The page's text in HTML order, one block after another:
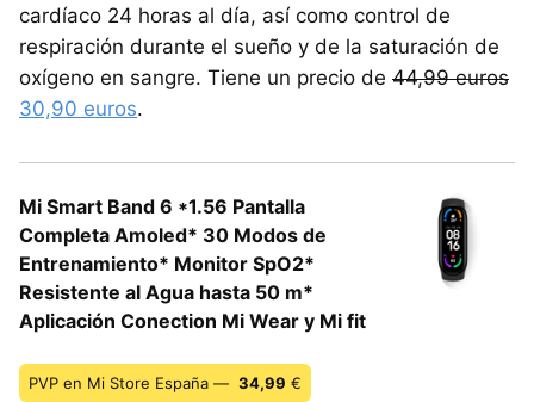
cardíaco 24 horas al día, así como control de
respiración durante el sueño y de la saturación de
oxígeno en sangre. Tiene un precio de 44,99 euros
30,90 euros.
Mi Smart Band 6 *1.56 Pantalla
Completa Amoled* 30 Modos de
Entrenamiento* Monitor SpO2*
Resistente al Agua hasta 50 m*
Aplicación Conection Mi Wear y Mi fit
PVP en Mi Store España — 34,99 €